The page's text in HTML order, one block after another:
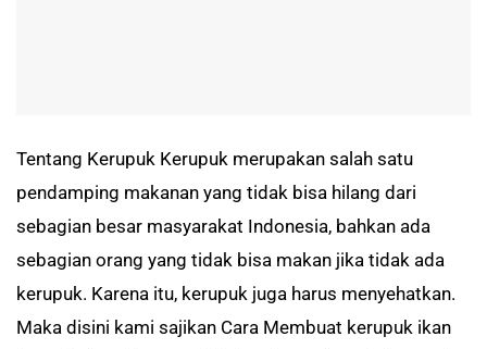
Tentang Kerupuk Kerupuk merupakan salah satu
pendamping makanan yang tidak bisa hilang dari
sebagian besar masyarakat Indonesia, bahkan ada
sebagian orang yang tidak bisa makan jika tidak ada
kerupuk. Karena itu, kerupuk juga harus menyehatkan.
Maka disini kami sajikan Cara Membuat kerupuk ikan